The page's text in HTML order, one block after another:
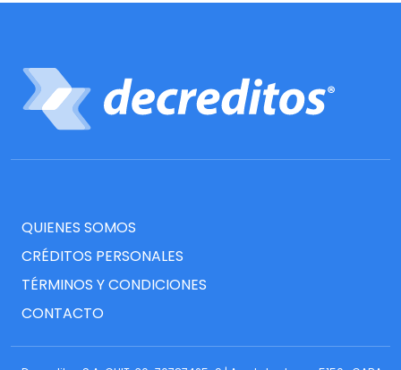
QUIENES SOMOS
CRÉDITOS PERSONALES
TÉRMINOS Y CONDICIONES
CONTACTO